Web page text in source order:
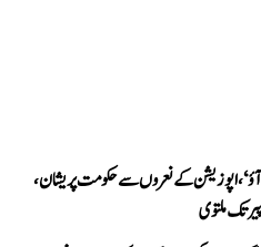
آؤ‘، اپوزیشن کے نعروں سے حکومت پریشان،
تک ملتوی